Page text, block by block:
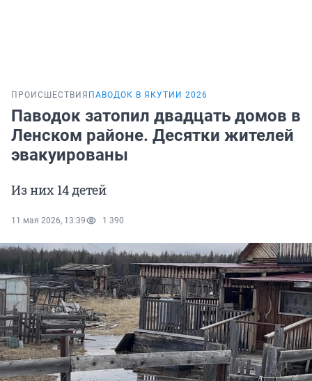
ПРОИСШЕСТВИЯ ПАВОДОК В ЯКУТИИ 2026
Паводок затопил двадцать домов в
Ленском районе. Десятки жителей
эвакуированы
Из них 14 детей
11 мая 2026, 13:39 1 390